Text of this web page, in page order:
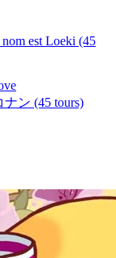
est Loeki (45
ン (45 tours)